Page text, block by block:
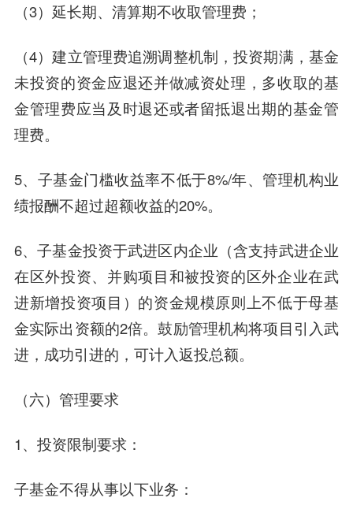
（3）延长期、清算期不收取管理费；
（4）建立管理费追溯调整机制，投资期满，基金
未投资的资金应退还并做减资处理，多收取的基
金管理费应当及时退还或者留抵退出期的基金管
理费。
5、子基金门槛收益率不低于8%/年、管理机构业
绩报酬不超过超额收益的20%。
6、子基金投资于武进区内企业（含支持武进企业
在区外投资、并购项目和被投资的区外企业在武
进新增投资项目）的资金规模原则上不低于母基
金实际出资额的2倍。鼓励管理机构将项目引入武
进，成功引进的，可计入返投总额。
（六）管理要求
1、投资限制要求：
子基金不得从事以下业务：